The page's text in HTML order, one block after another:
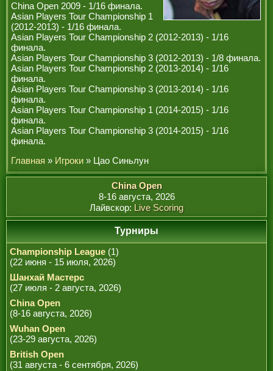
ЧЕМПИОНЫ МИРА
ЛЕГЕНДЫ СНУКЕРА
РЕФЕРИ
China Open 2009 - 1/16 финала.
Asian Players Tour Championship 1
(2012-2013) - 1/16 финала.
Asian Players Tour Championship 2 (2012-2013) - 1/16
финала.
Asian Players Tour Championship 3 (2012-2013) - 1/8 финала.
Asian Players Tour Championship 2 (2013-2014) - 1/16
финала.
Asian Players Tour Championship 3 (2013-2014) - 1/16
финала.
Asian Players Tour Championship 1 (2014-2015) - 1/16
финала.
Asian Players Tour Championship 3 (2014-2015) - 1/16
финала.
Главная » Игроки » Цао Синьлун
China Open
8-16 августа, 2026
Лайвскор: Live Scoring
Турниры
Championship League (1)
(22 июня - 15 июля, 2026)
Шанхай Мастерс
(27 июля - 2 августа, 2026)
China Open
(8-16 августа, 2026)
Wuhan Open
(23-29 августа, 2026)
British Open
(31 августа - 6 сентября, 2026)